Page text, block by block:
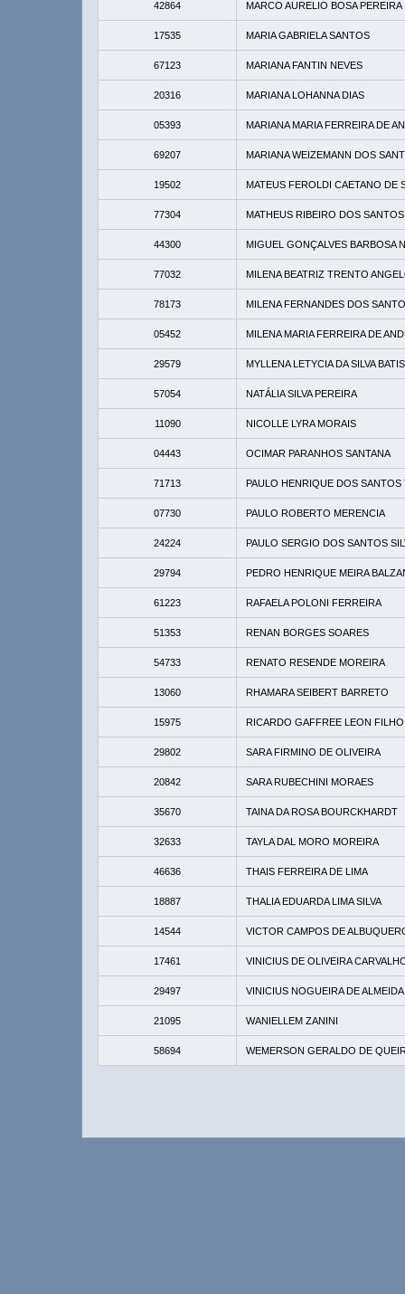
42864 MARCO AURELIO BOSA PEREIRA
17535 MARIA GABRIELA SANTOS
67123 MARIANA FANTIN NEVES
20316 MARIANA LOHANNA DIAS
05393 MARIANA MARIA FERREIRA DE
69207 MARIANA WEIZEMANN DOS
19502 MATEUS FEROLDI CAETANO DE
77304 MATHEUS RIBEIRO DOS SANTOS
44300 MIGUEL GONÇALVES BARBOSA
77032 MILENA BEATRIZ TRENTO
78173 MILENA FERNANDES DOS
05452 MILENA MARIA FERREIRA DE
29579 MYLLENA LETYCIA DA SILVA
57054 NATÁLIA SILVA PEREIRA
11090 NICOLLE LYRA MORAIS
04443 OCIMAR PARANHOS SANTANA
71713 PAULO HENRIQUE DOS SANTOS
07730 PAULO ROBERTO MERENCIA
24224 PAULO SERGIO DOS SANTOS
29794 PEDRO HENRIQUE MEIRA
61223 RAFAELA POLONI FERREIRA
51353 RENAN BORGES SOARES
54733 RENATO RESENDE MOREIRA
13060 RHAMARA SEIBERT BARRETO
15975 RICARDO GAFFREE LEON FILHO
29802 SARA FIRMINO DE OLIVEIRA
20842 SARA RUBECHINI MORAES
35670 TAINA DA ROSA BOURCKHARDT
32633 TAYLA DAL MORO MOREIRA
46636 THAIS FERREIRA DE LIMA
18887 THALIA EDUARDA LIMA SILVA
14544 VICTOR CAMPOS DE
17461 VINICIUS DE OLIVEIRA
29497 VINICIUS NOGUEIRA DE ALMEIDA
21095 WANIELLEM ZANINI
58694 WEMERSON GERALDO DE